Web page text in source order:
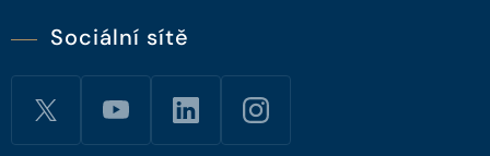
Sociální sítě